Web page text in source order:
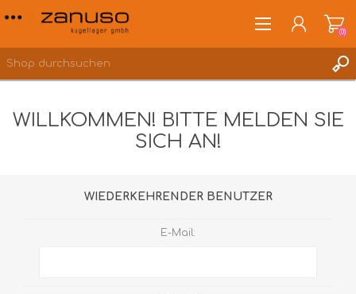
(0)
WILLKOMMEN! BITTE MELDEN SIE
SICH AN!
WIEDERKEHRENDER BENUTZER
E-Mail: